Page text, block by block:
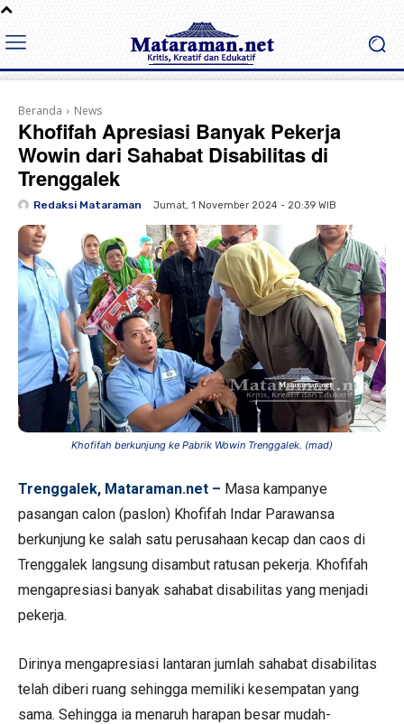
Beranda News
Khofifah Apresiasi Banyak Pekerja
Wowin dari Sahabat Disabilitas di
Trenggalek
Redaksi Mataraman Jumat, 1 November 2024 - 20:39 WIB
Khofifah berkunjung ke Pabrik Wowin Trenggalek. (mad)
Trenggalek, Mataraman.net – Masa kampanye
pasangan calon (paslon) Khofifah Indar Parawansa
berkunjung ke salah satu perusahaan kecap dan caos di
Trenggalek langsung disambut ratusan pekerja. Khofifah
mengapresiasi banyak sahabat disabilitas yang menjadi
pekerja.
Dirinya mengapresiasi lantaran jumlah sahabat disabilitas
telah diberi ruang sehingga memiliki kesempatan yang
sama. Sehingga ia menaruh harapan besar mudah-